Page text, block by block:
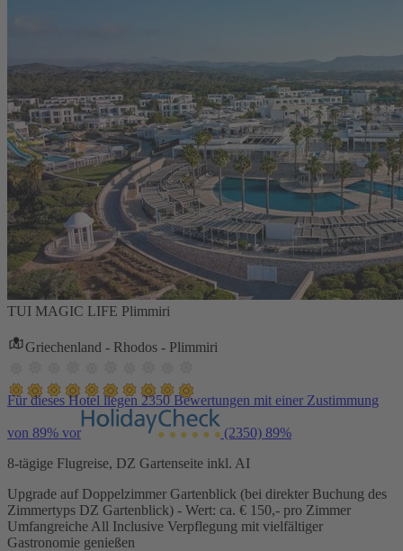
TUI MAGIC LIFE Plimmiri
Griechenland - Rhodos - Plimmiri
Für dieses Hotel liegen 2350 Bewertungen mit einer Zustimmung
von 89% vor (2350) 89%
8-tägige Flugreise, DZ Gartenseite inkl. AI
Upgrade auf Doppelzimmer Gartenblick (bei direkter Buchung des
Zimmertyps DZ Gartenblick) - Wert: ca. € 150,- pro Zimmer
Umfangreiche All Inclusive Verpflegung mit vielfältiger
Gastronomie genießen